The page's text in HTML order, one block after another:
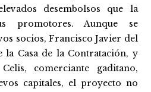
desembolsos que la
promotores. Aunque se
socios, Francisco Javier del
Casa de la Contratación, y
comerciante gaditano,
capitales, el proyecto no